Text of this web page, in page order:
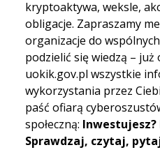
kryptoaktywa, weksle,
obligacje. Zapraszamy
organizacje do
podzielić się wiedzą – już
uokik.gov.pl wszystkie
wykorzystania przez
paść ofiarą
społeczną: Inwestujesz?
Sprawdzaj, czytaj,